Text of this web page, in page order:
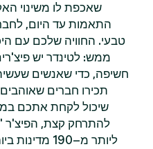
התאמות עד היום,
טבעי. החוויה שלכם עם
ממש: לטינדר יש
חשיפה, כדי שאנשים
תכירו חברים
שיכול לקחת אתכם
להתרחק קצת, הפיצ'ר